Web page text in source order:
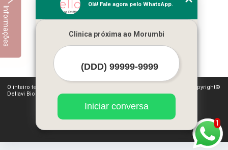
Mapa do site
Mais Serviços
O inteiro teor deste site está sujeito à proteção de direitos autorais. Copyright©
Dellavi Biomedicina Estética (Lei 9610 de 19/02/1998)
1
Olá! Fale agora pelo WhatsApp.
Clinica próxima ao Morumbi
Iniciar conversa
Informações